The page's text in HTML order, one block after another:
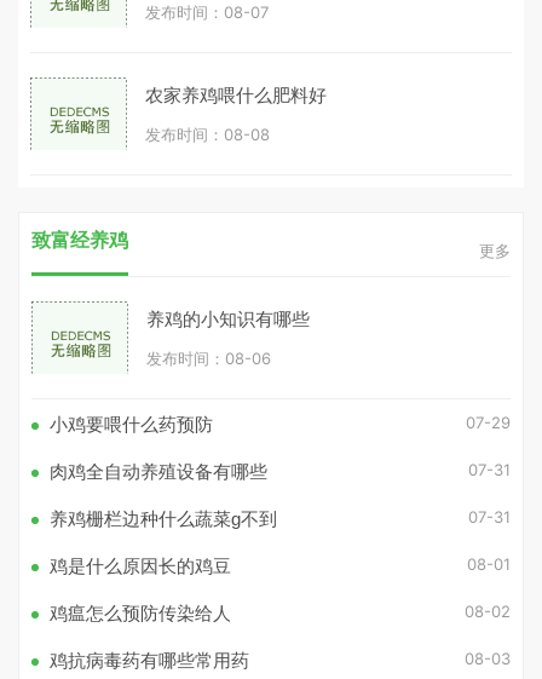
发布时间：08-07
农家养鸡喂什么肥料好
发布时间：08-08
致富经养鸡 更多
养鸡的小知识有哪些
发布时间：08-06
小鸡要喂什么药预防 07-29
肉鸡全自动养殖设备有哪些 07-31
养鸡栅栏边种什么蔬菜g不到 07-31
鸡是什么原因长的鸡豆 08-01
鸡瘟怎么预防传染给人 08-02
鸡抗病毒药有哪些常用药 08-03